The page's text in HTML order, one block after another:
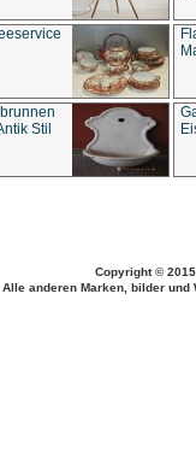
Stil
Copyright ©
Alle anderen Marken, bilder und